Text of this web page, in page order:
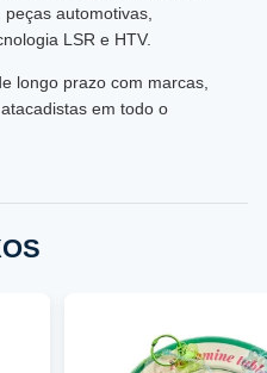
automotivas,
LSR e HTV.
longo prazo com marcas,
em todo o